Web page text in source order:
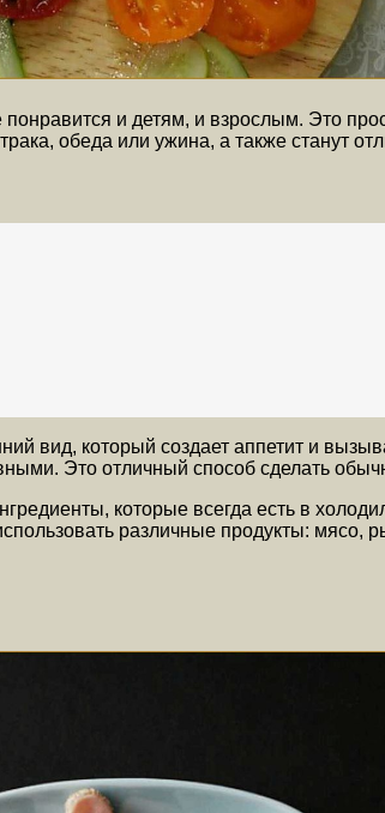
и детям, и взрослым. Это
обеда или ужина, а также станут
вид, который создает аппетит и
Это отличный способ сделать
которые всегда есть в
различные продукты: мясо,